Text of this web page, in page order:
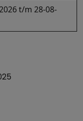
t/m 28-08-